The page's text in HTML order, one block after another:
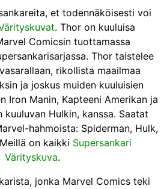
et todennäköisesti voi
. Thor on kuuluisa
Comicsin tuottamassa
Thor taistelee
rikollista maailmaa
ja joskus muiden kuuluisien
Iron Manin, Kapteeni Amerikan ja
kuuluvan Hulkin, kanssa. Saatat
hahmoista: Spiderman, Hulk,
on kaikki Supersankari
Värityskuva.
jonka Marvel Comics teki